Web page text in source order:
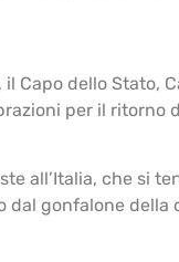
Capo dello Stato,
per il ritorno
all’Italia, che si
dal gonfalone della